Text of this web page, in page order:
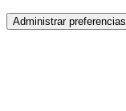
Administrar preferencias